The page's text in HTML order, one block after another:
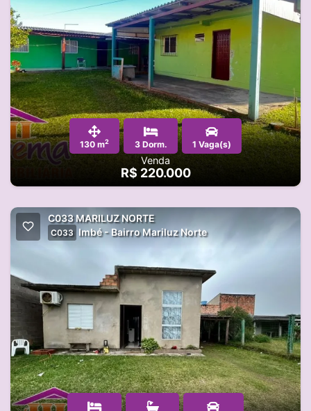
130 m2 3 Dorm. 1 Vaga(s)
Venda
R$ 220.000
C033 MARILUZ NORTE
C033 Imbé - Bairro Mariluz Norte